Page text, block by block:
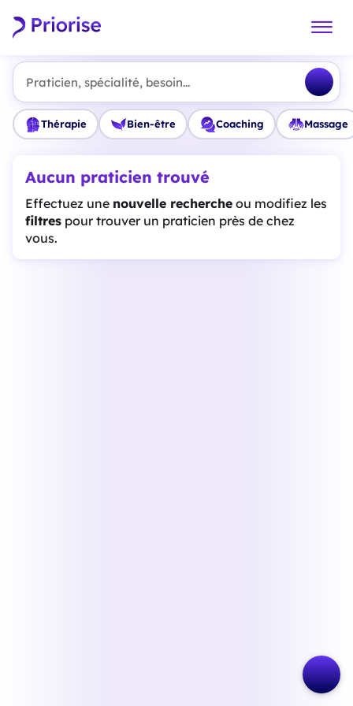
Praticien, spécialité, besoin...
Thérapie Bien-être Coaching Massage
Aucun praticien trouvé
Effectuez une nouvelle recherche ou modifiez les
filtres pour trouver un praticien près de chez
vous.